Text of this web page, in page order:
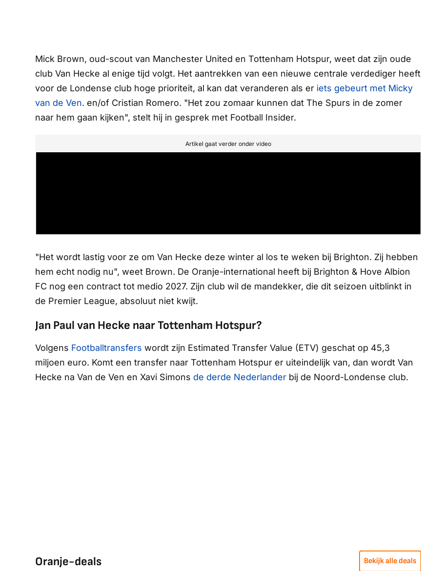
Mick Brown, oud-scout van Manchester United en Tottenham Hotspur, weet dat zijn oude
club Van Hecke al enige tijd volgt. Het aantrekken van een nieuwe centrale verdediger heeft
voor de Londense club hoge prioriteit, al kan dat veranderen als er iets gebeurt met Micky
van de Ven. en/of Cristian Romero. "Het zou zomaar kunnen dat The Spurs in de zomer
naar hem gaan kijken", stelt hij in gesprek met Football Insider.
Artikel gaat verder onder video
"Het wordt lastig voor ze om Van Hecke deze winter al los te weken bij Brighton. Zij hebben
hem echt nodig nu", weet Brown. De Oranje-international heeft bij Brighton & Hove Albion
FC nog een contract tot medio 2027. Zijn club wil de mandekker, die dit seizoen uitblinkt in
de Premier League, absoluut niet kwijt.
Jan Paul van Hecke naar Tottenham Hotspur?
Volgens Footballtransfers wordt zijn Estimated Transfer Value (ETV) geschat op 45,3
miljoen euro. Komt een transfer naar Tottenham Hotspur er uiteindelijk van, dan wordt Van
Hecke na Van de Ven en Xavi Simons de derde Nederlander bij de Noord-Londense club.
Oranje-deals Bekijk alle deals